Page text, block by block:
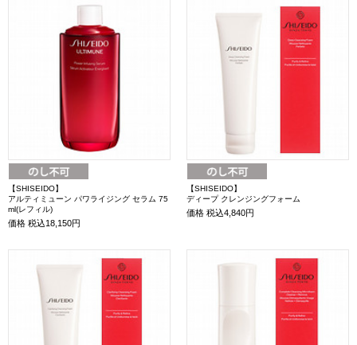
【SHISEIDO】
アルティミューン パワライジング セラム 75
ml(レフィル)
価格 税込18,150円
【SHISEIDO】
ディープ クレンジングフォーム
価格 税込4,840円